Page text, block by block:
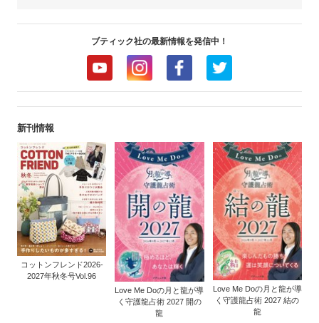
ブティック社の最新情報を発信中！
新刊情報
コットンフレンド2026-
2027年秋冬号Vol.96
Love Me Doの月と龍が導
く守護龍占術 2027 開の
龍
Love Me Doの月と龍が導
く守護龍占術 2027 結の
龍